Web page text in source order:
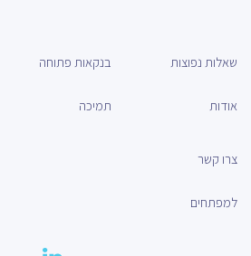
שאלות נפוצות
אודות
בנקאות פתוחה
תמיכה
צרו קשר
למפתחים